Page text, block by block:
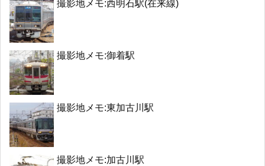
撮影地メモ:西明石駅(在来線)
撮影地メモ:御着駅
撮影地メモ:東加古川駅
撮影地メモ:加古川駅